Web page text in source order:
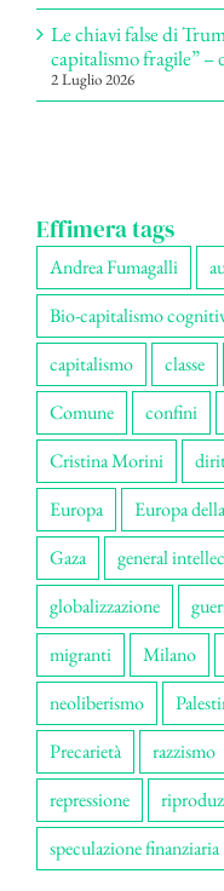
Le chiavi false di
capitalismo fragile” –
2 Luglio 2026
Effimera tags
Andrea Fumagalli
Bio-capitalismo
capitalismo
classe
Comune
confini
Cristina Morini
Europa
Europa
Gaza
general
globalizzazione
migranti
Milano
neoliberismo
Precarietà
razzismo
repressione
speculazione finanziaria